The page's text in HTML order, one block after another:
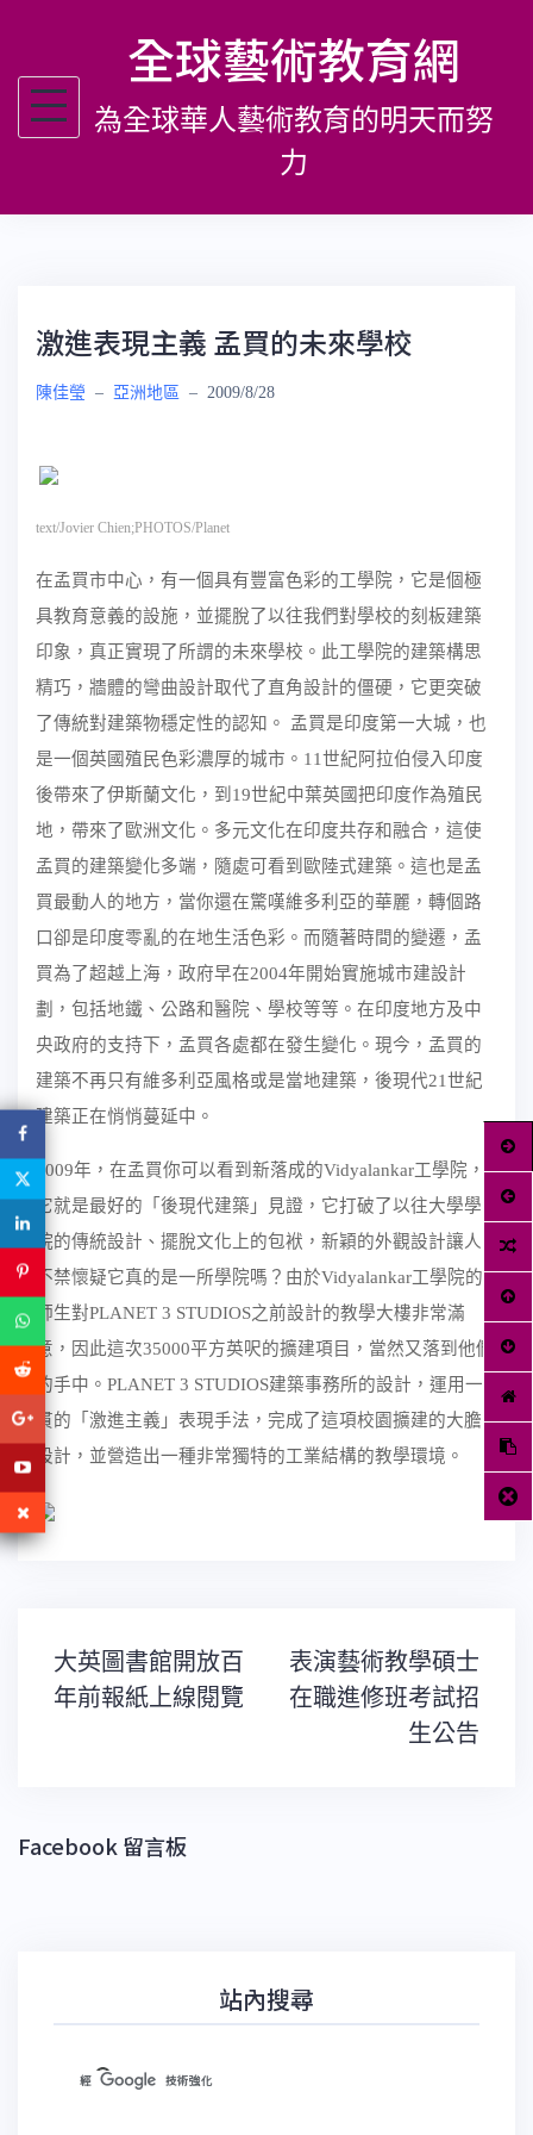
主
全球藝術教育網
為全球華人藝術教育的明天而努
力
激進表現主義 孟買的未來學校
陳佳瑩 – 亞洲地區 – 2009/8/28
text/Jovier Chien;PHOTOS/Planet
在孟買市中心，有一個具有豐富色彩的工學院，它是個極
具教育意義的設施，並擺脫了以往我們對學校的刻板建築
印象，真正實現了所謂的未來學校。此工學院的建築構思
精巧，牆體的彎曲設計取代了直角設計的僵硬，它更突破
了傳統對建築物穩定性的認知。 孟買是印度第一大城，也
是一個英國殖民色彩濃厚的城市。 11世紀阿拉伯侵入印度
後帶來了伊斯蘭文化，到 19世紀中葉英國把印度作為殖民
地，帶來了歐洲文化。多元文化在印度共存和融合，這使
孟買的建築變化多端，隨處可看到歐陸式建築。這也是孟
買最動人的地方，當你還在驚嘆維多利亞的華麗，轉個路
口卻是印度零亂的在地生活色彩。而隨著時間的變遷，孟
買為了超越上海，政府早在2004年開始實施城市建設計
劃，包括地鐵、公路和醫院、學校等等。在印度地方及中
央政府的支持下，孟買各處都在發生變化。現今，孟買的
建築不再只有維多利亞風格或是當地建築，後現代21世紀
建築正在悄悄蔓延中。
2009年，在孟買你可以看到新落成的Vidyalankar工學院，
它就是最好的「後現代建築」見證，它打破了以往大學學
院的傳統設計、擺脫文化上的包袱，新穎的外觀設計讓人
不禁懷疑它真的是一所學院嗎？由於Vidyalankar工學院的
師生對PLANET 3 STUDIOS之前設計的教學大樓非常滿
意，因此這次35000平方英呎的擴建項目，當然又落到他們
的手中。 PLANET 3 STUDIOS建築事務所的設計，運用一
貫的「激進主義」表現手法，完成了這項校園擴建的大膽
設計，並營造出一種非常獨特的工業結構的教學環境。
文
章
導
大英圖書館開放百
年前報紙上線閱覽
表演藝術教學碩士
在職進修班考試招
生公告
Facebook 留言板
站內搜尋